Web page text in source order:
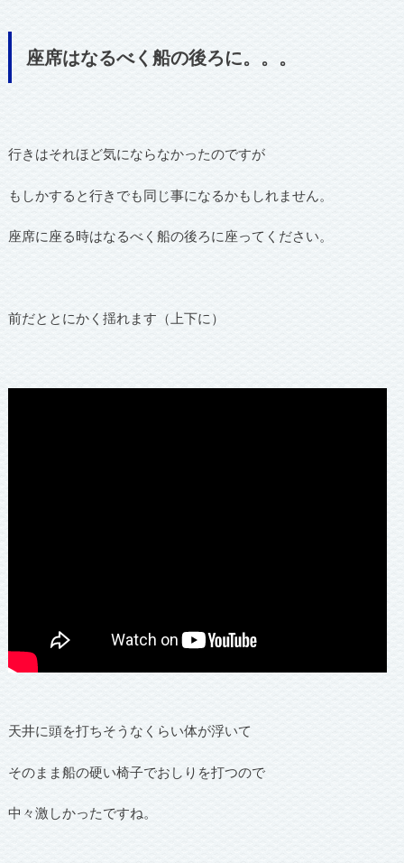
座席はなるべく船の後ろに。。。
行きはそれほど気にならなかったのですが
もしかすると行きでも同じ事になるかもしれません。
座席に座る時はなるべく船の後ろに座ってください。
前だととにかく揺れます（上下に）
天井に頭を打ちそうなくらい体が浮いて
そのまま船の硬い椅子でおしりを打つので
中々激しかったですね。